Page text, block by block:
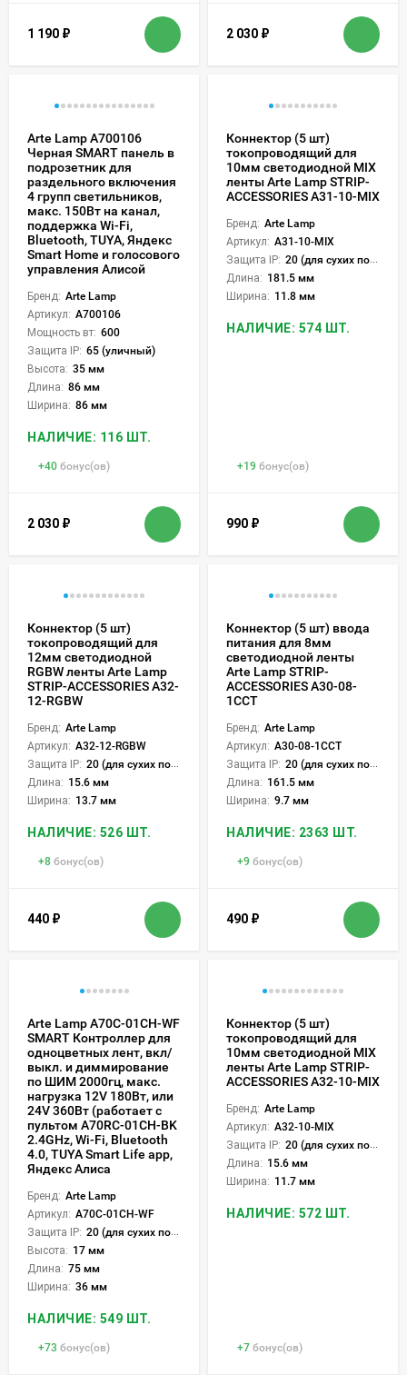
1 190 ₽ 2 030 ₽
Arte Lamp A700106
Черная SMART панель в
подрозетник для
раздельного включения
4 групп светильников,
макс. 150Вт на канал,
поддержка Wi-Fi,
Bluetooth, TUYA, Яндекс
Smart Home и голосового
управления Алисой
Бренд: Arte Lamp
Артикул: A700106
Мощность вт: 600
Защита IP: 65 (уличный)
Высота: 35 мм
Длина: 86 мм
Ширина: 86 мм
НАЛИЧИЕ: 116 ШТ.
+40 бонус(ов)
2 030 ₽
Коннектор (5 шт)
токопроводящий для
10мм светодиодной MIX
ленты Arte Lamp STRIP-
ACCESSORIES A31-10-MIX
Бренд: Arte Lamp
Артикул: A31-10-MIX
Защита IP: 20 (для сухих пом.)
Длина: 181.5 мм
Ширина: 11.8 мм
НАЛИЧИЕ: 574 ШТ.
+19 бонус(ов)
990 ₽
Коннектор (5 шт)
токопроводящий для
12мм светодиодной
RGBW ленты Arte Lamp
STRIP-ACCESSORIES A32-
12-RGBW
Бренд: Arte Lamp
Артикул: A32-12-RGBW
Защита IP: 20 (для сухих пом.)
Длина: 15.6 мм
Ширина: 13.7 мм
НАЛИЧИЕ: 526 ШТ.
+8 бонус(ов)
440 ₽
Коннектор (5 шт) ввода
питания для 8мм
светодиодной ленты
Arte Lamp STRIP-
ACCESSORIES A30-08-
1CCT
Бренд: Arte Lamp
Артикул: A30-08-1CCT
Защита IP: 20 (для сухих пом.)
Длина: 161.5 мм
Ширина: 9.7 мм
НАЛИЧИЕ: 2363 ШТ.
+9 бонус(ов)
490 ₽
Arte Lamp A70C-01CH-WF
SMART Контроллер для
одноцветных лент, вкл/
выкл. и диммирование
по ШИМ 2000гц, макс.
нагрузка 12V 180Вт, или
24V 360Вт (работает с
пультом A70RC-01CH-BK
2.4GHz, Wi-Fi, Bluetooth
4.0, TUYA Smart Life app,
Яндекс Алиса
Бренд: Arte Lamp
Артикул: A70C-01CH-WF
Защита IP: 20 (для сухих пом.)
Высота: 17 мм
Длина: 75 мм
Ширина: 36 мм
НАЛИЧИЕ: 549 ШТ.
+73 бонус(ов)
Коннектор (5 шт)
токопроводящий для
10мм светодиодной MIX
ленты Arte Lamp STRIP-
ACCESSORIES A32-10-MIX
Бренд: Arte Lamp
Артикул: A32-10-MIX
Защита IP: 20 (для сухих пом.)
Длина: 15.6 мм
Ширина: 11.7 мм
НАЛИЧИЕ: 572 ШТ.
+7 бонус(ов)